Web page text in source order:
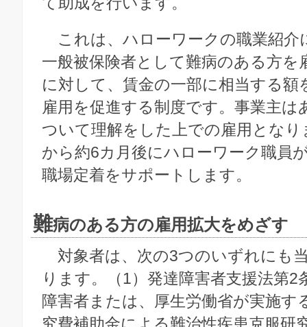
これは、ハローワークの職業紹介
一般被保険者として難病のある方を
に対して、賃金の一部に相当する額
雇用を促進する制度です。事業主は
ついて理解をした上での雇用とな
から約6カ月後にハローワーク職員
職場定着をサポートします。
難病のある方の雇用拡大をめざす
対象者は、次の3つのいずれにも
ります。（1）発達障害者支援法第2
障害者または、厚生労働省が実施す